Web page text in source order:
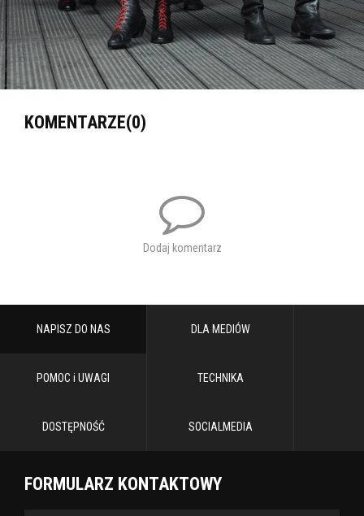
KOMENTARZE(0)
Dodaj komentarz
NAPISZ DO NAS DLA MEDIÓW
POMOC i UWAGI TECHNIKA
DOSTĘPNOŚĆ SOCIALMEDIA
FORMULARZ KONTAKTOWY